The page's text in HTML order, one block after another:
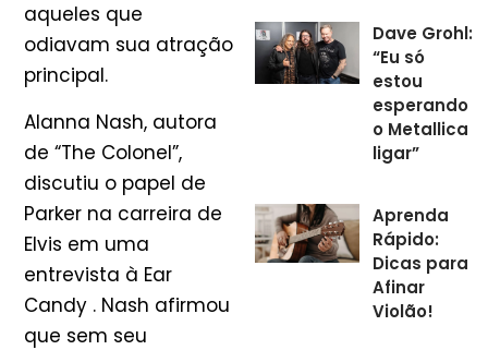
aqueles que
odiavam sua atração
principal.
Alanna Nash, autora
de “The Colonel”,
discutiu o papel de
Parker na carreira de
Elvis em uma
entrevista à Ear
Candy . Nash afirmou
que sem seu
Dave Grohl:
“Eu só
estou
esperando
o Metallica
ligar”
Aprenda
Rápido:
Dicas para
Afinar
Violão!